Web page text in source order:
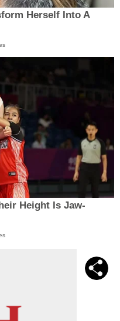
Herself Into A
Height Is Jaw-